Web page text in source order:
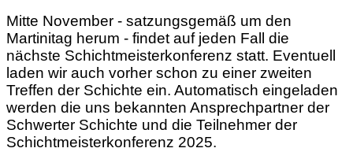
Mitte November - satzungsgemäß um den
Martinitag herum - findet auf jeden Fall die
nächste Schichtmeisterkonferenz statt. Eventuell
laden wir auch vorher schon zu einer zweiten
Treffen der Schichte ein. Automatisch eingeladen
werden die uns bekannten Ansprechpartner der
Schwerter Schichte und die Teilnehmer der
Schichtmeisterkonferenz 2025.